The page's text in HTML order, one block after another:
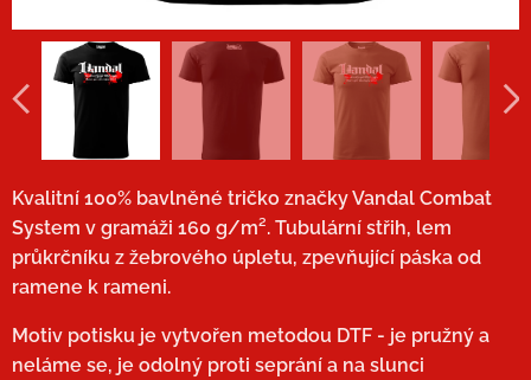
Kvalitní 100% bavlněné tričko značky Vandal Combat
System v gramáži 160 g/m². Tubulární střih, lem
průkrčníku z žebrového úpletu, zpevňující páska od
ramene k rameni.
Motiv potisku je vytvořen metodou DTF - je pružný a
neláme se, je odolný proti seprání a na slunci